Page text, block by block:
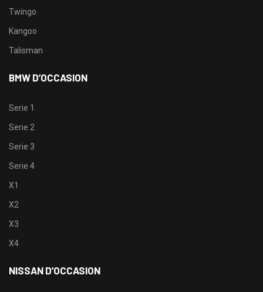
Twingo
Kangoo
Talisman
BMW D’OCCASION
Serie 1
Serie 2
Serie 3
Serie 4
X1
X2
X3
X4
NISSAN D’OCCASION